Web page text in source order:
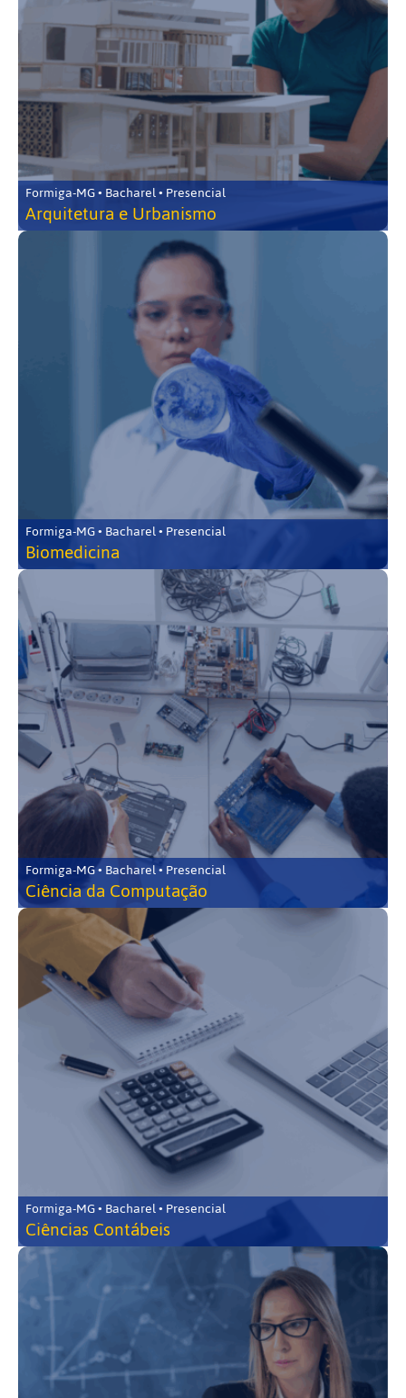
Formiga-MG • Bacharel • Presencial
Arquitetura e Urbanismo
Formiga-MG • Bacharel • Presencial
Biomedicina
Formiga-MG • Bacharel • Presencial
Ciência da Computação
Formiga-MG • Bacharel • Presencial
Ciências Contábeis